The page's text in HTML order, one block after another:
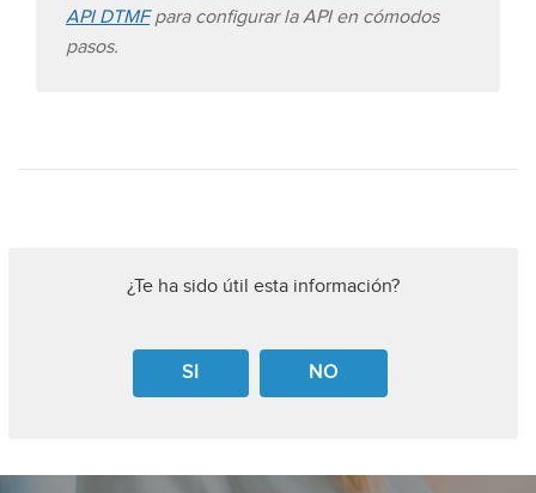
API DTMFpara configurar la API en cómodos
pasos.
¿Te ha sido útil esta información?
SI NO